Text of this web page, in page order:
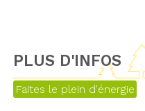
PLUS D'INFOS
Faites le plein d'énergie